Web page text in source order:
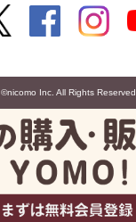
©nicomo Inc. All Rights Reserved.